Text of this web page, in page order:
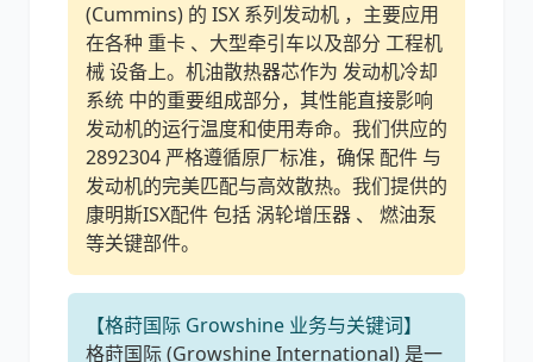
山猫 上柴
潍柴
(Cummins) 的 ISX 系列发动机 ，主要应用
在各种 重卡 、大型牵引车以及部分 工程机
械 设备上。机油散热器芯作为 发动机冷却
系统 中的重要组成部分，其性能直接影响
发动机的运行温度和使用寿命。我们供应的
2892304 严格遵循原厂标准，确保 配件 与
发动机的完美匹配与高效散热。我们提供的
康明斯ISX配件 包括 涡轮增压器 、 燃油泵
等关键部件。
【格莳国际 Growshine 业务与关键词】
格莳国际 (Growshine International) 是一